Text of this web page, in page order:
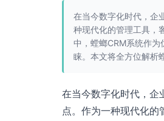
在当今数字化时代，企
种现代化的管理工具，
中，螳螂CRM系统作
睐。本文将全方位解析
在当今数字化时代，企
点。作为一种现代化